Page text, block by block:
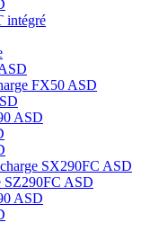
intégré
FX50 ASD
ASD
SX290FC ASD
SZ290FC ASD
ASD